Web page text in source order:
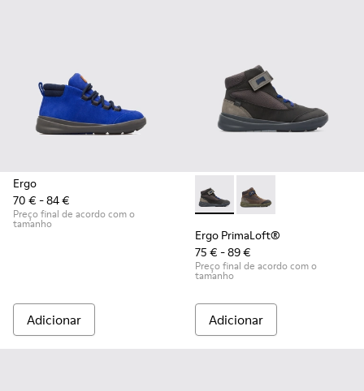
Ergo
70 € - 84 €
Preço final de acordo com o
tamanho
Adicionar
Ergo PrimaLoft® -
Ergo PrimaLoft® -
Ergo PrimaLoft®
75 € - 89 €
Preço final de acordo com o
tamanho
Adicionar